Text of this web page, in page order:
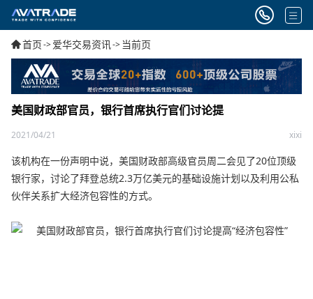
首页->爱华交易资讯-> 当前页
美国财政部官员，银行首​​席执行官们讨论提
2021/04/21 xixi
该机构在一份声明中说，美国财政部高级官员周二会见了20位顶级
银行家，讨论了拜登总统2.3万亿美元的基础设施计划以及利用公私
伙伴关系扩大经济包容性的方式。